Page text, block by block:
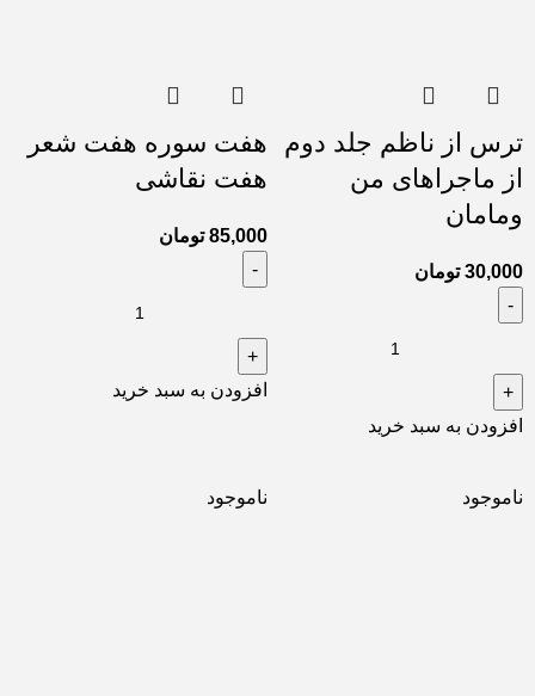
ترس از ناظم جلد دوم
از ماجراهای من
ومامان
30,000 تومان
افزودن به سبد خرید
هفت سوره هفت شعر
هفت نقاشی
85,000 تومان
افزودن به سبد خرید
ناموجود ناموجود